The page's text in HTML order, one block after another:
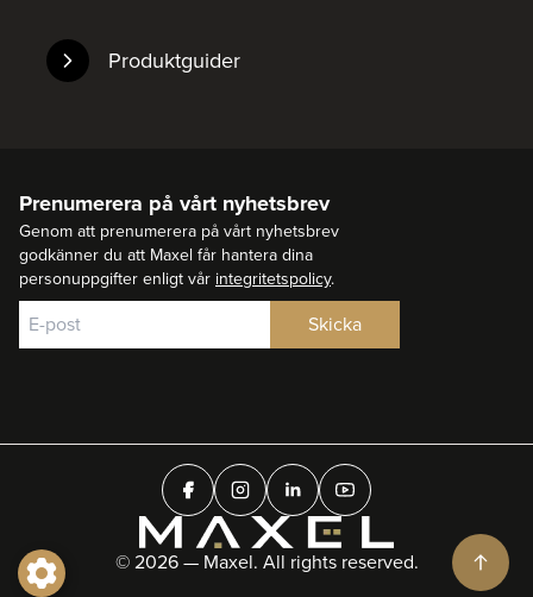
Produktguider
Prenumerera på vårt nyhetsbrev
Genom att prenumerera på vårt nyhetsbrev
godkänner du att Maxel får hantera dina
personuppgifter enligt vår integritetspolicy.
© 2026 — Maxel. All rights reserved.